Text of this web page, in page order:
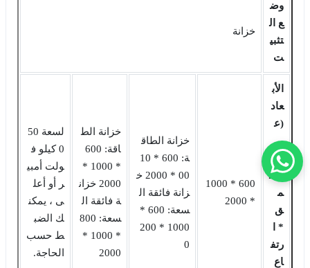
وض
ع ال
تثبي
ت
خزانة
الأب
عاد
(ع
ر
ض
* ع
م
ق
* ا
رتف
اع
600 * 1000
* 2000
خزانة الطاق
ة: 600 * 10
00 * 2000 خ
زانة فائقة ال
سعة: 600 *
1000 * 200
0
خزانة الط
اقة: 600
* 1000 *
2000 خزان
ة فائقة ال
سعة: 800
* 1000 *
2000
لسعة 50
0 كيلو ف
ولت أمبي
ر أو أعل
ى ، يمكن
ك الضب
ط حسب
الحاجة.